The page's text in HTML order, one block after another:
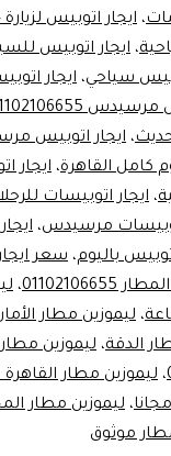
50
مقعد
من
ليموزين
مصر
، ايجار اتوبيس
، ايجار اتوبيس
سياحي، ايجار
01102106655.
، ايجار اتوبيس
كامل القاهرة،
، ايجار اتوبيسات
مرسيدس،
باليوم، سعر
01102106655 ،
، ليموزين مطار
الدقة، ليموزين مطار
، ليموزين مطار القاهرة
، ليموزين مطار
موثوق